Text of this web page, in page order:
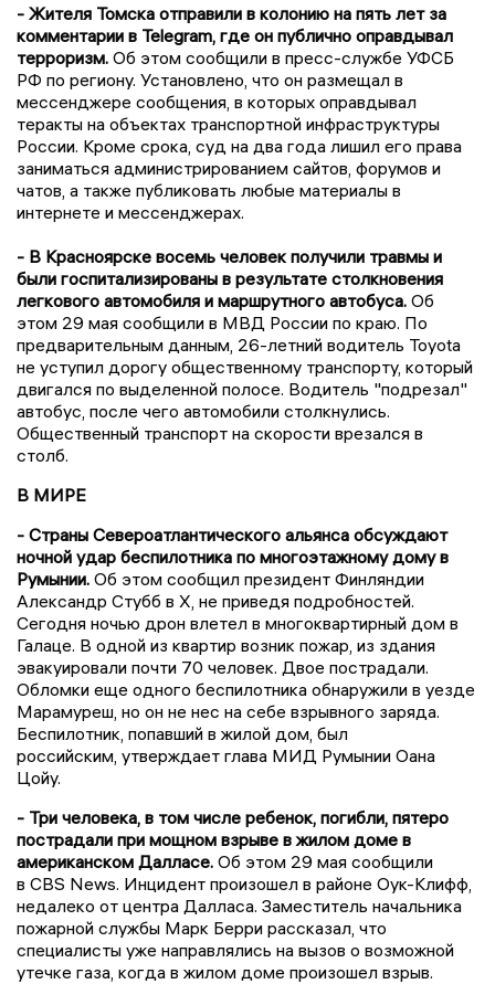
- Жителя Томска отправили в колонию на пять лет за
комментарии в Telegram, где он публично оправдывал
терроризм. Об этом сообщили в пресс-службе УФСБ
РФ по региону. Установлено, что он размещал в
мессенджере сообщения, в которых оправдывал
теракты на объектах транспортной инфраструктуры
России. Кроме срока, суд на два года лишил его права
заниматься администрированием сайтов, форумов и
чатов, а также публиковать любые материалы в
интернете и мессенджерах.
- В Красноярске восемь человек получили травмы и
были госпитализированы в результате столкновения
легкового автомобиля и маршрутного автобуса. Об
этом 29 мая сообщили в МВД России по краю. По
предварительным данным, 26-летний водитель Toyota
не уступил дорогу общественному транспорту, который
двигался по выделенной полосе. Водитель "подрезал"
автобус, после чего автомобили столкнулись.
Общественный транспорт на скорости врезался в
столб.
В МИРЕ
- Страны Североатлантического альянса обсуждают
ночной удар беспилотника по многоэтажному дому в
Румынии. Об этом сообщил президент Финляндии
Александр Стубб в X, не приведя подробностей.
Сегодня ночью дрон влетел в многоквартирный дом в
Галаце. В одной из квартир возник пожар, из здания
эвакуировали почти 70 человек. Двое пострадали.
Обломки еще одного беспилотника обнаружили в уезде
Марамуреш, но он не нес на себе взрывного заряда.
Беспилотник, попавший в жилой дом, был
российским, утверждает глава МИД Румынии Оана
Цойу.
- Три человека, в том числе ребенок, погибли, пятеро
пострадали при мощном взрыве в жилом доме в
американском Далласе. Об этом 29 мая сообщили
в CBS News. Инцидент произошел в районе Оук-Клифф,
недалеко от центра Далласа. Заместитель начальника
пожарной службы Марк Берри рассказал, что
специалисты уже направлялись на вызов о возможной
утечке газа, когда в жилом доме произошел взрыв.